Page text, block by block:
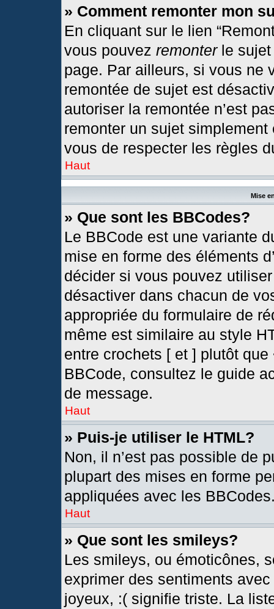
» Comment remonter mon
En cliquant sur le lien
vous pouvez remonterle sujet
page. Par ailleurs, si vous ne
remontée de sujet est
autoriser la remontée n’est
remonter un sujet
vous de respecter les règles
Haut
Mise
» Que sont les BBCodes?
Le BBCode est une variante
mise en forme des éléments
décider si vous pouvez
désactiver dans chacun de
appropriée du formulaire de
même est similaire au style
entre crochets [ et ] plutôt
BBCode, consultez le guide
de message.
Haut
» Puis-je utiliser le HTML?
Non, il n’est pas possible de
plupart des mises en forme
appliquées avec les
Haut
» Que sont les smileys?
Les smileys, ou émoticônes,
exprimer des sentiments
joyeux, :( signifie triste. La